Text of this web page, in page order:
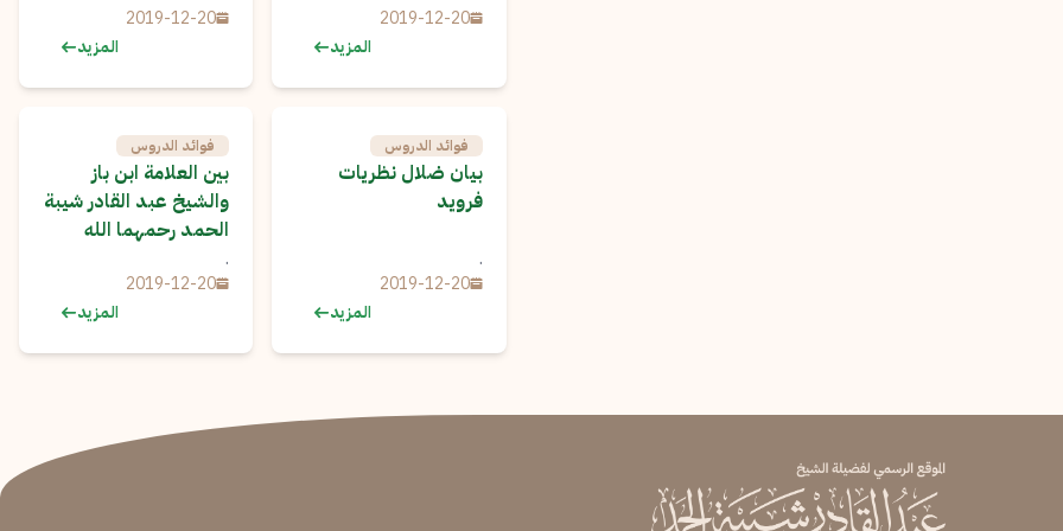
2019-12-20
المزيد
2019-12-20
المزيد
فوائد الدروس
بيان ضلال نظريات
فرويد
.
2019-12-20
المزيد
فوائد الدروس
بين العلامة ابن باز
والشيخ عبد القادر شيبة
الحمد رحمهما الله
.
2019-12-20
المزيد